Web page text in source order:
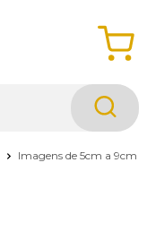
Imagens de 5cm a 9cm